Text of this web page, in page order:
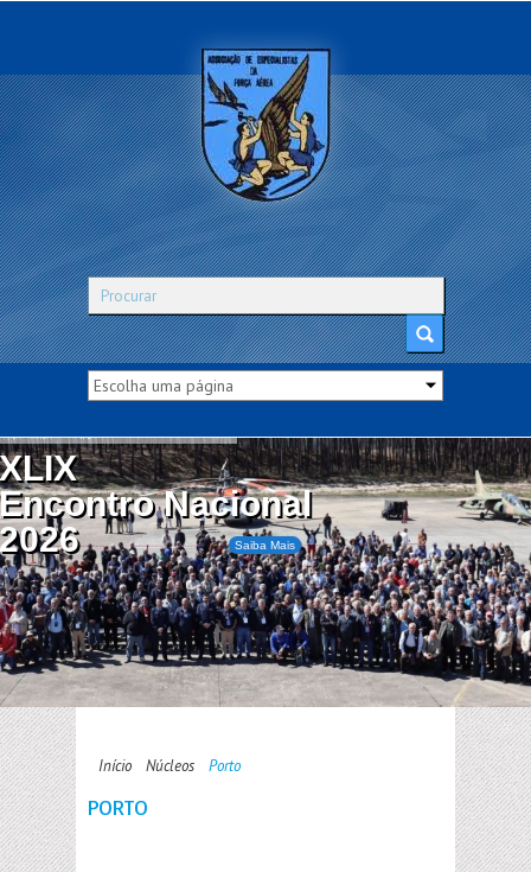
XLIX
Encontro Nacional
2026
Saiba Mais
Início Núcleos Porto
PORTO